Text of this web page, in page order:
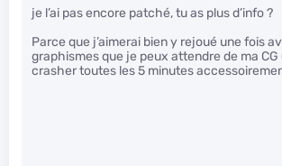
je l’ai pas encore patché, tu as plus d’info ?
Parce que j’aimerai bien y rejoué une fois
graphismes que je peux attendre de ma CG
crasher toutes les 5 minutes